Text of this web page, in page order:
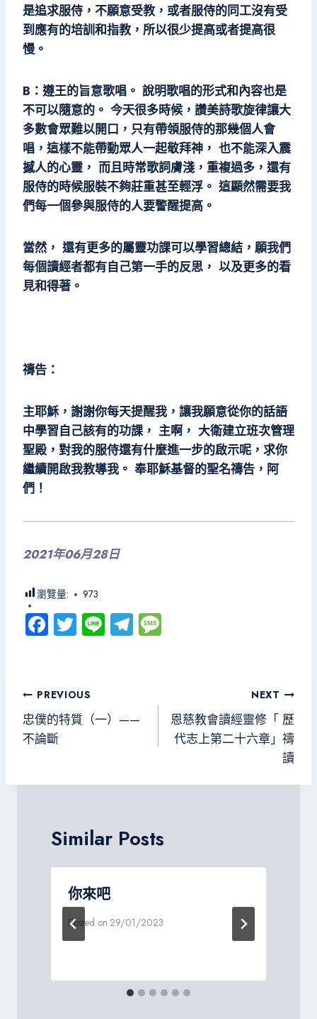
是追求服侍，不願意受教，或者服侍的同工沒有受
到應有的培訓和指教，所以很少提高或者提高很
慢。
B：遵王的旨意歌唱。 說明歌唱的形式和內容也是
不可以隨意的。 今天很多時候，讚美詩歌旋律讓大
多數會眾難以開口，只有帶領服侍的那幾個人會
唱，這樣不能帶動眾人一起敬拜神， 也不能深入震
撼人的心靈， 而且時常歌詞膚淺，重複過多，還有
服侍的時候服裝不夠莊重甚至輕浮。 這顯然需要我
們每一個參與服侍的人要警醒提高。
當然， 還有更多的屬靈功課可以學習總結，願我們
每個讀經者都有自己第一手的反思， 以及更多的看
見和得著。
禱告：
主耶穌，謝謝你每天提醒我，讓我願意從你的話語
中學習自己該有的功課， 主啊， 大衛建立班次管理
聖殿，對我的服侍還有什麼進一步的啟示呢，求你
繼續開啟我教導我。 奉耶穌基督的聖名禱告，阿
們！
2021年06月28日
瀏覽量: 973
Fa
ce
o
ok
T
wi
er
Li
ne
Te
le
m e
文
章
導
PREVIOUS
忠僕的特質（一）——
不論斷
NEXT
恩慈教會讀經靈修「 歷
代志上第二十六章」禱
讀
Similar Posts
你來吧
Posted on 29/01/2023